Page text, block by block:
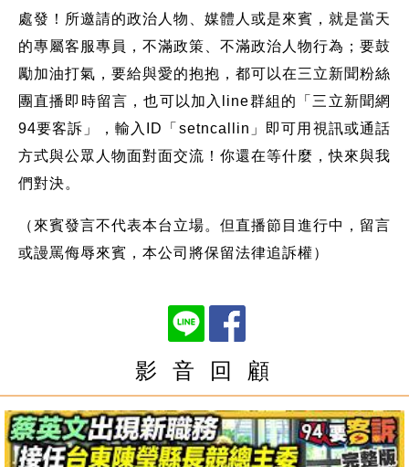
處發！所邀請的政治人物、媒體人或是來賓，就是當天
的專屬客服專員，不滿政策、不滿政治人物行為；要鼓
勵加油打氣，要給與愛的抱抱，都可以在三立新聞粉絲
團直播即時留言，也可以加入line群組的「三立新聞網
94要客訴」，輸入ID「setncallin」即可用視訊或通話
方式與公眾人物面對面交流！你還在等什麼，快來與我
們對決。
（來賓發言不代表本台立場。但直播節目進行中，留言
或謾罵侮辱來賓，本公司將保留法律追訴權）
影 音 回 顧